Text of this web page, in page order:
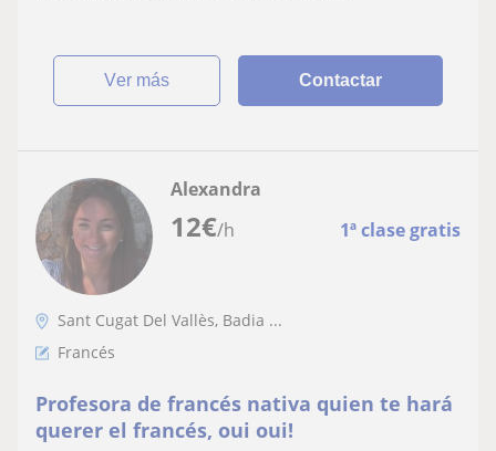
ver más Contactar
12€/h 1ª clase gratis
Alexandra
Sant Cugat Del Vallès, Badia ...
Francés
Profesora de francés nativa quien te hará
querer el francés, oui oui!